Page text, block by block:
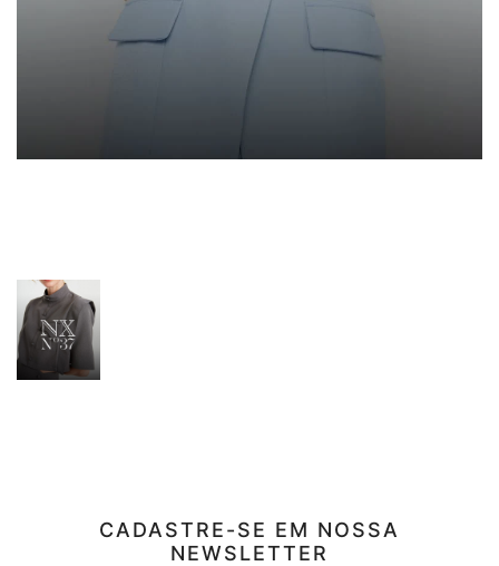
CADASTRE-SE EM NOSSA
NEWSLETTER